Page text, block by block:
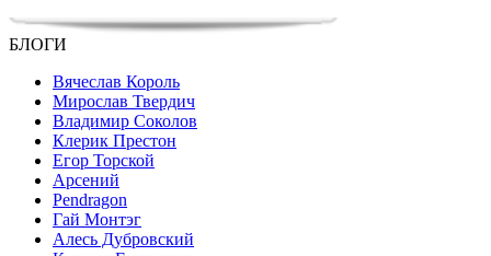
БЛОГИ
Вячеслав Король
Мирослав Твердич
Владимир Соколов
Клерик Престон
Егор Topской
Арсений
Pendragon
Гай Монтэг
Алесь Дубровский